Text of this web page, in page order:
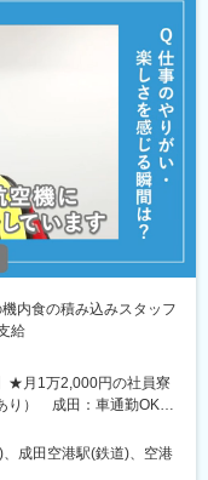
内食の積み込みスタッフ
給
★月1万2,000円の社員寮
り） 成田：車通勤OK＜
成田本社＞千葉県成田市
田公共交通機関外出社
除あり◎成田車通勤OK※
成田空港駅(鉄道)、空港